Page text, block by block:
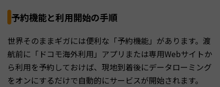
予約機能と利用開始の手順
世界そのままギガには便利な「予約機能」があります。渡
航前に「ドコモ海外利用」アプリまたは専用Webサイトか
ら利用を予約しておけば、現地到着後にデータローミング
をオンにするだけで自動的にサービスが開始されます。